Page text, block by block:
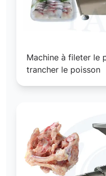
Machine à fileter le
trancher le poisson